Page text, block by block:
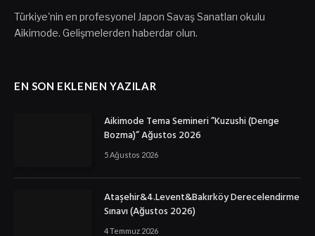
Türkiye'nin en profesyonel Japon Savaş Sanatları okulu
Aikimode. Gelişmelerden haberdar olun.
EN SON EKLENEN YAZILAR
Aikimode Tema Semineri ”Kuzushi (Denge
Bozma)” Ağustos 2026
5 Ağustos 2026
Ataşehir&4.Levent&Bakırköy Derecelendirme
Sınavı (Ağustos 2026)
4 Temmuz 2026